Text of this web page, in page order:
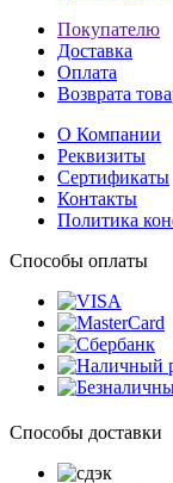
Покупателю
Доставка
Оплата
Возврата
О Компании
Реквизиты
Сертификаты
Контакты
Политика
Способы оплаты
Способы доставки